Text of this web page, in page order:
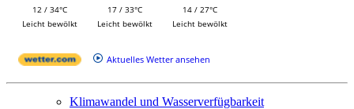
Klimawandel und Wasserverfügbarkeit
12 / 34°C
Leicht bewölkt
17 / 33°C
Leicht bewölkt
14 / 27°C
Leicht bewölkt
Aktuelles Wetter ansehen